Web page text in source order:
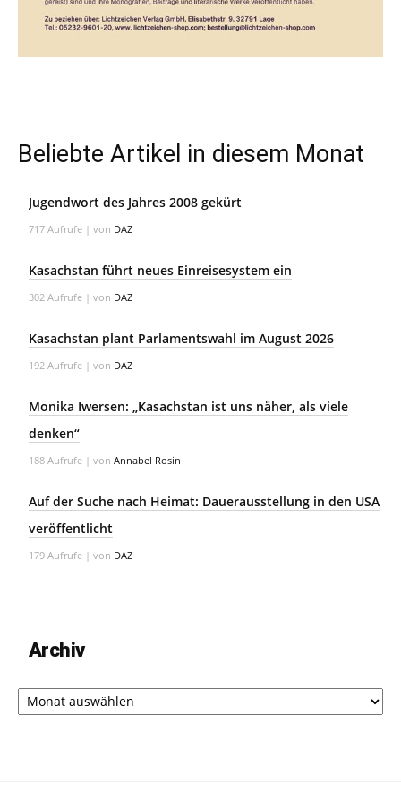
Beliebte Artikel in diesem Monat
Jugendwort des Jahres 2008 gekürt
717 Aufrufe | von DAZ
Kasachstan führt neues Einreisesystem ein
302 Aufrufe | von DAZ
Kasachstan plant Parlamentswahl im August 2026
192 Aufrufe | von DAZ
Monika Iwersen: „Kasachstan ist uns näher, als viele
denken“
188 Aufrufe | von Annabel Rosin
Auf der Suche nach Heimat: Dauerausstellung in den USA
veröffentlicht
179 Aufrufe | von DAZ
Archiv
Archiv